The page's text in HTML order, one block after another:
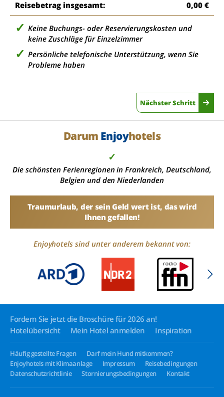
Reisebetrag insgesamt: 0,00 €
Keine Buchungs- oder Reservierungskosten und
keine Zuschläge für Einzelzimmer
Persönliche telefonische Unterstützung, wenn Sie
Probleme haben
Nächster Schritt
Darum Enjoyhotels
✓
Die schönsten Ferienregionen in Frankreich, Deutschland,
Belgien und den Niederlanden
Traumurlaub, der sein Geld wert ist, das wird
Ihnen gefallen!
Enjoyhotels sind unter anderem bekannt von:
Fordern Sie jetzt die Broschüre für 2026 an!
Hotelübersicht
Mein Hotel anmelden Inspiration
Häufig gestellte Fragen
Darf mein Hund mitkommen?
Enjoyhotels mit Klimaanlage
Impressum
Reisebedingungen
Datenschutzrichtlinie
Stornierungsbedingungen Kontakt